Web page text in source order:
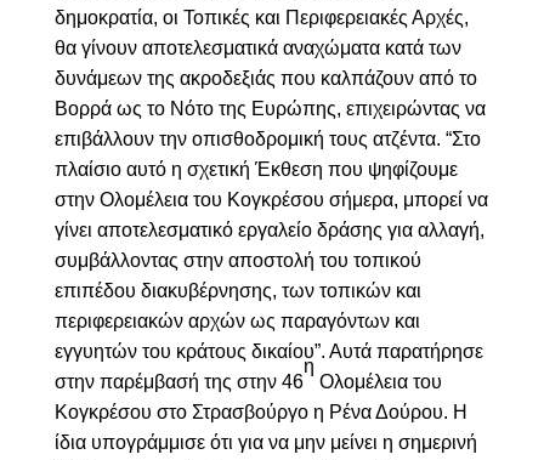
δημοκρατία, οι Τοπικές και Περιφερειακές Αρχές,
θα γίνουν αποτελεσματικά αναχώματα κατά των
δυνάμεων της ακροδεξιάς που καλπάζουν από το
Βορρά ως το Νότο της Ευρώπης, επιχειρώντας να
επιβάλλουν την οπισθοδρομική τους ατζέντα. “Στο
πλαίσιο αυτό η σχετική Έκθεση που ψηφίζουμε
στην Ολομέλεια του Κογκρέσου σήμερα, μπορεί να
γίνει αποτελεσματικό εργαλείο δράσης για αλλαγή,
συμβάλλοντας στην αποστολή του τοπικού
επιπέδου διακυβέρνησης, των τοπικών και
περιφερειακών αρχών ως παραγόντων και
εγγυητών του κράτους δικαίου”. Αυτά παρατήρησε
στην παρέμβασή της στην 46
η
Ολομέλεια του
Κογκρέσου στο Στρασβούργο η Ρένα Δούρου. Η
ίδια υπογράμμισε ότι για να μην μείνει η σημερινή